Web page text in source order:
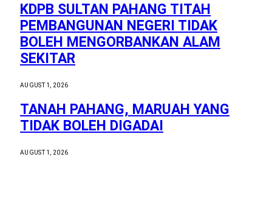
KDPB SULTAN PAHANG TITAH
PEMBANGUNAN NEGERI TIDAK
BOLEH MENGORBANKAN ALAM
SEKITAR
AUGUST 1, 2026
TANAH PAHANG, MARUAH YANG
TIDAK BOLEH DIGADAI
AUGUST 1, 2026